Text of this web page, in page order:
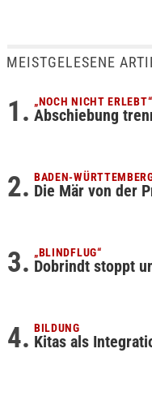
MEISTGELESENE
„NOCH NICHT ERLEBT“
Abschiebung
BADEN-
Die Mär von der
„BLINDFLUG“
Dobrindt stoppt
BILDUNG
Kitas als